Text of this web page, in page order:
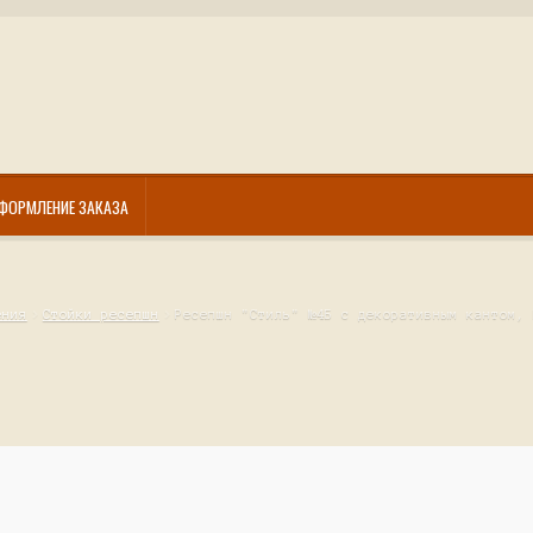
ЗАКАЗА
Стойки ресепшн Ресепшн "Стиль" №4Б с декоративным кантом,